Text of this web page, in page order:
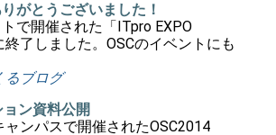
がとうございました！
で開催された「ITpro EXPO
了しました。OSCのイベントにも
るブログ
ン資料公開
ャンパスで開催されたOSC2014